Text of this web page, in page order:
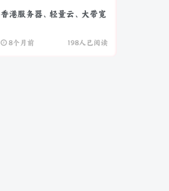
香港服务器、轻量云、大带宽
8个月前 198人已阅读